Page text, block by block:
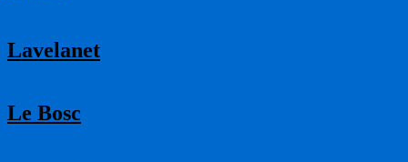
Lavelanet
Le Bosc